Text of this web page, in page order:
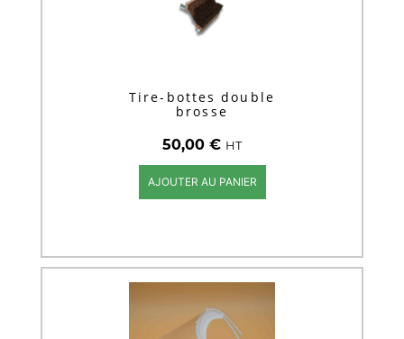
Tire-bottes double
brosse
50,00 € HT
AJOUTER AU PANIER